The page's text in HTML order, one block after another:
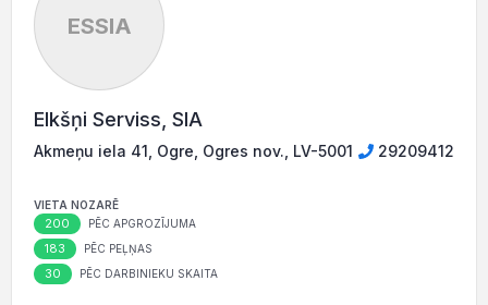
ESSIA
Elkšņi Serviss, SIA
Akmeņu iela 41, Ogre, Ogres nov., LV-5001 29209412
VIETA NOZARĒ
200 PĒC APGROZĪJUMA
183 PĒC PEĻŅAS
30 PĒC DARBINIEKU SKAITA